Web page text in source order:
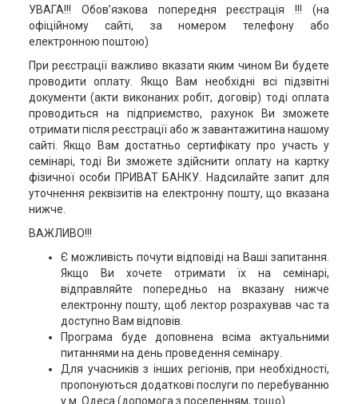
УВАГА!!! Обов’язкова попередня реєстрація !!! (на
офіційному сайті, за номером телефону або
електронною поштою)
При реєстрації важливо вказати яким чином Ви будете
проводити оплату. Якщо Вам необхідні всі підзвітні
документи (акти виконаних робіт, договір) тоді оплата
проводиться на підприємство, рахунок Ви зможете
отримати після реєстрації або ж завантажитина нашому
сайті. Якщо Вам достатньо сертифікату про участь у
семінарі, тоді Ви зможете здійснити оплату на картку
фізичної особи ПРИВАТ БАНКУ. Надсилайте запит для
уточнення реквізитів на електронну пошту, що вказана
нижче.
ВАЖЛИВО!!!
Є можливість почути відповіді на Ваші запитання.
Якщо Ви хочете отримати їх на семінарі,
відправляйте попередньо на вказану нижче
електронну пошту, щоб лектор розрахував час та
доступно Вам відповів.
Програма буде доповнена всіма актуальними
питаннями на день проведення семінару.
Для учасників з інших регіонів, при необхідності,
пропонуються додаткові послуги по перебуванню
у м. Одеса (допомога з поселенням, тощо)